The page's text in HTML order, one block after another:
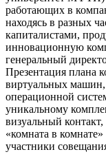
работающих в
находясь в разных
капиталистами,
инновационную
генеральный
Презентация плана
виртуальных
операционной
уникальному
визуальный
«комната в
участники